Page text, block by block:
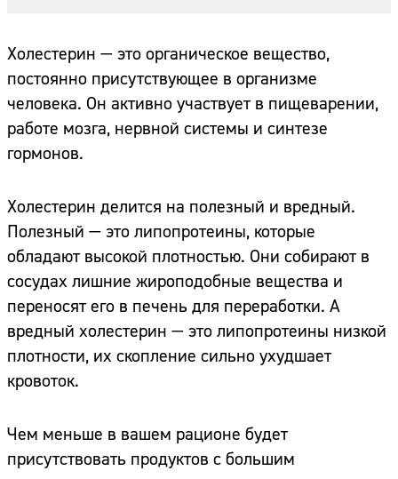
Холестерин — это органическое вещество,
постоянно присутствующее в организме
человека. Он активно участвует в пищеварении,
работе мозга, нервной системы и синтезе
гормонов.
Холестерин делится на полезный и вредный.
Полезный — это липопротеины, которые
обладают высокой плотностью. Они собирают в
сосудах лишние жироподобные вещества и
переносят его в печень для переработки. А
вредный холестерин — это липопротеины низкой
плотности, их скопление сильно ухудшает
кровоток.
Чем меньше в вашем рационе будет
присутствовать продуктов с большим